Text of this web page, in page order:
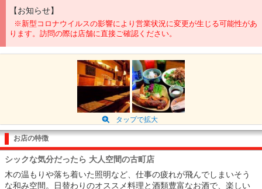
【お知らせ】
※新型コロナウイルスの影響により営業状況に変更が生じる可能性があ
ります。訪問の際は店舗に直接ご確認ください。
タップで拡大
お店の特徴
シックな気分だったら 大人空間の古町店
木の温もりや落ち着いた照明など、仕事の疲れが飛んでしまいそう
な和み空間。日替わりのオススメ料理と酒類豊富なお酒で、楽しい